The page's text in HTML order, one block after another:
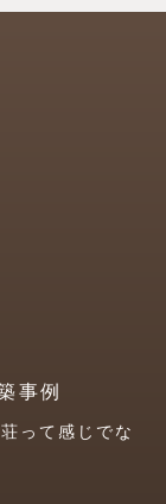
事例
って感じでな